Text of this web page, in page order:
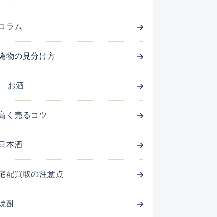
ラム
物の見分け方
お酒
く売るコツ
日本酒
配買取の注意点
酎